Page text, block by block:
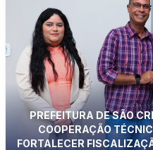
PREFEITURA DE SÃO
COOPERAÇÃO
FORTALECER